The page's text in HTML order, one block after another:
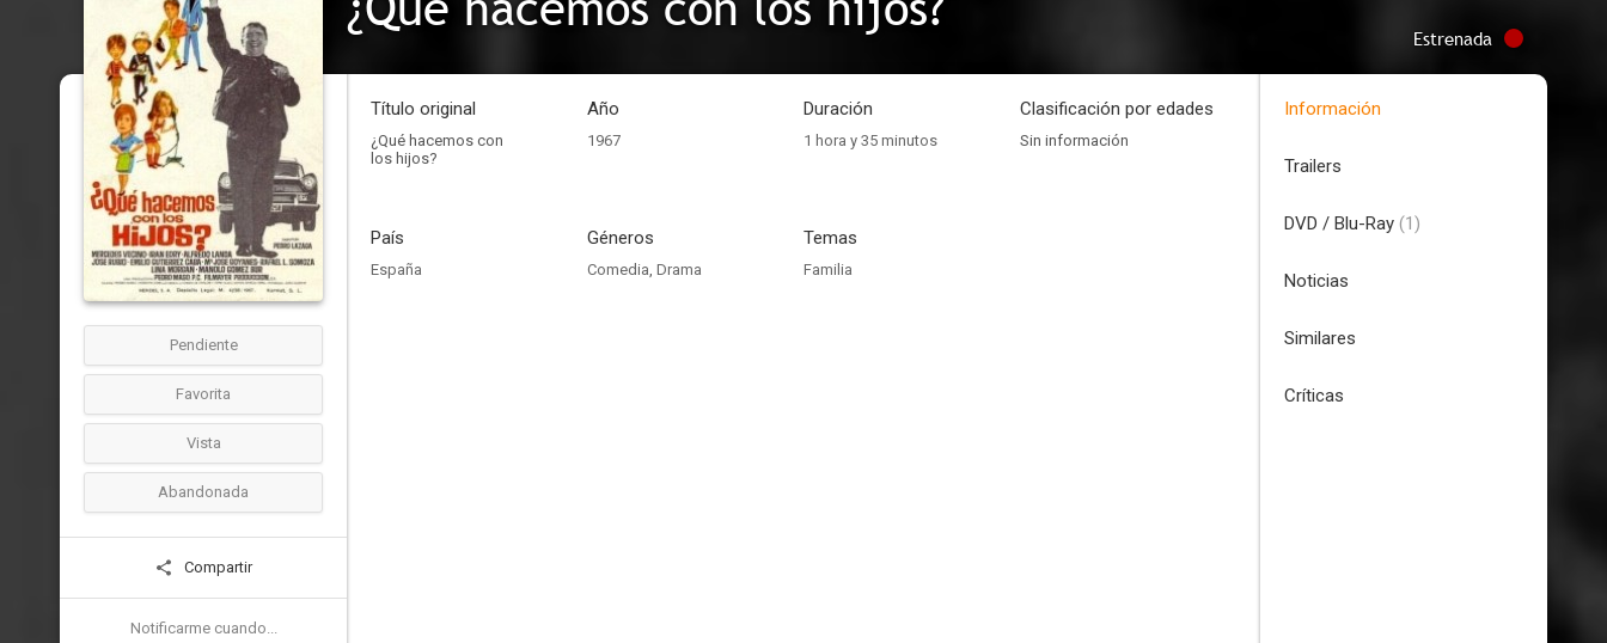
Estrenada
Pendiente
Favorita
Vista
Abandonada
Compartir
Notificarme cuando...
Título original
¿Qué hacemos con
los hijos?
Año
1967
Duración
1 hora y 35 minutos
Clasificación por edades
Sin información
País
España
Géneros
Comedia, Drama
Temas
Familia
Información
Trailers
DVD / Blu-Ray (1)
Noticias
Similares
Críticas